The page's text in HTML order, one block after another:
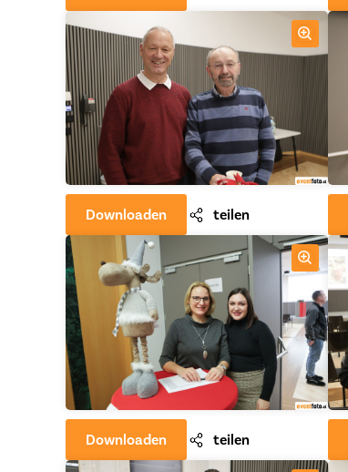
Downloaden teilen
Downloaden teilen